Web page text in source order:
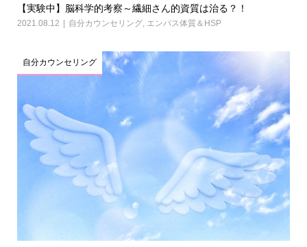
【実験中】脳科学的考察～繊細さん的資質は治る？！
2021.08.12 自分カウンセリング, エンパス体質＆HSP
自分カウンセリング